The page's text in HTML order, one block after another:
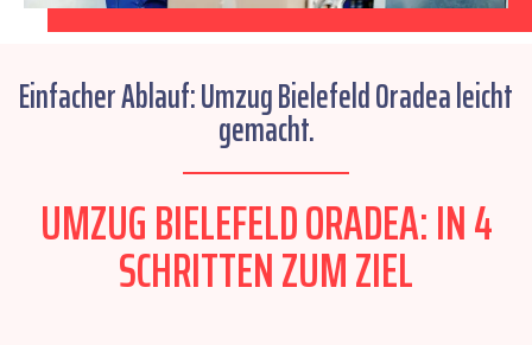
Einfacher Ablauf: Umzug Bielefeld Oradea leicht
gemacht.
UMZUG BIELEFELD ORADEA: IN 4
SCHRITTEN ZUM ZIEL